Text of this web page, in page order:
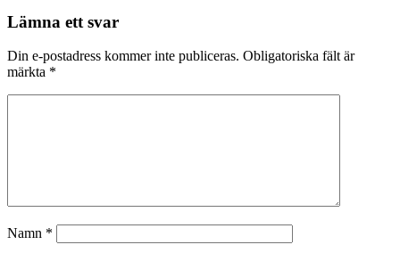
Lämna ett svar
Din e-postadress kommer inte publiceras. Obligatoriska fält är
märkta *
Namn *